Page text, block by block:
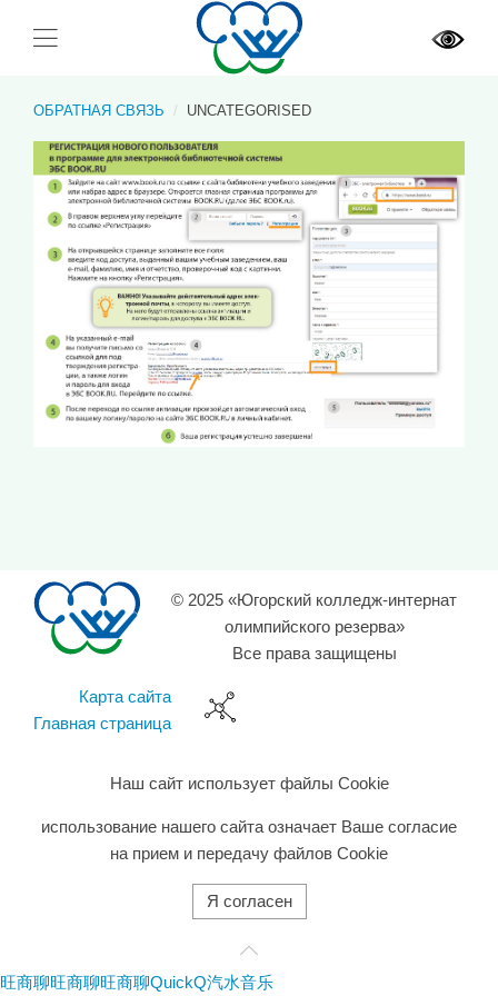
ОБРАТНАЯ СВЯЗЬ UNCATEGORISED
© 2025 «Югорский колледж-интернат
олимпийского резерва»
Все права защищены
Карта сайта
Главная страница
Наш сайт использует файлы Cookie
использование нашего сайта означает Ваше согласие
на прием и передачу файлов Cookie
Я согласен
旺商聊旺商聊旺商聊QuickQ汽水音乐